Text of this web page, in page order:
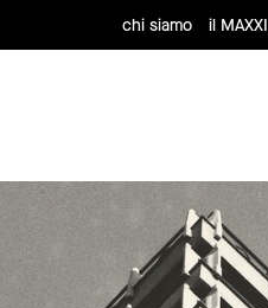
chi siamo il MAXXI